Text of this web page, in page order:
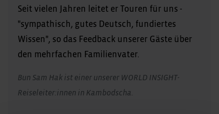
Seit vielen Jahren leitet er Touren für uns -
"sympathisch, gutes Deutsch, fundiertes
Wissen", so das Feedback unserer Gäste über
den mehrfachen Familienvater.
Bun Sam Hak ist einer unserer WORLD INSIGHT-
Reiseleiter:innen in Kambodscha.